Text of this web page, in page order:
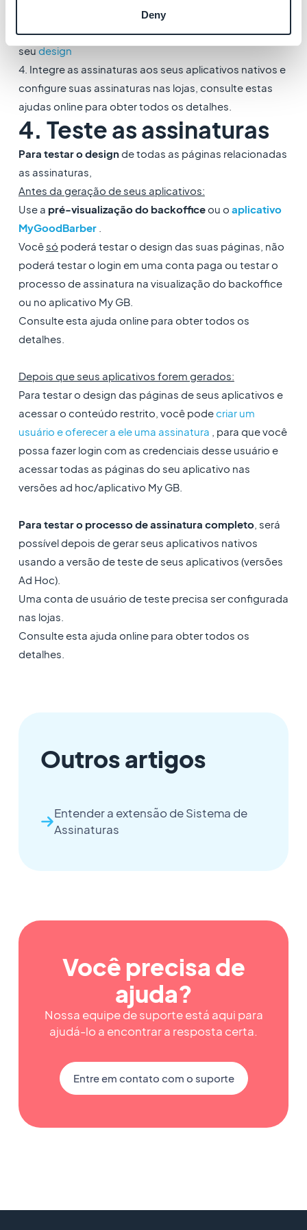
Deny
3. Siga nossas instruções para configurar a extensão e
seudesign
4. Integre as assinaturas aos seus aplicativos nativos e
configure suas assinaturas nas lojas, consulte estas
ajudas online para obter todos os detalhes.
4. Teste as assinaturas
Para testar o designde todas as páginas relacionadas
as assinaturas,
Antes da geração de seus aplicativos:
Use a pré-visualização do backofficeou o aplicativo
MyGoodBarber.
Você só poderá testar o design das suas páginas, não
poderá testar o login em uma conta paga ou testar o
processo de assinatura na visualização do backoffice
ou no aplicativo My GB.
Consulte esta ajuda online para obter todos os
detalhes.
Depois que seus aplicativos forem gerados:
Para testar o design das páginas de seus aplicativos e
acessar o conteúdo restrito, você podecriar um
usuário e oferecer a ele uma assinatura , para que você
possa fazer login com as credenciais desse usuário e
acessar todas as páginas do seu aplicativo nas
versões ad hoc/aplicativo My GB.
Para testar o processo de assinatura completo, será
possível depois de gerar seus aplicativos nativos
usando a versão de teste de seus aplicativos (versões
Ad Hoc).
Uma conta de usuário de teste precisa ser configurada
nas lojas.
Consulte esta ajuda online para obter todos os
detalhes.
Outros artigos
Entender a extensão de Sistema de
Assinaturas
Você precisa de
ajuda?
Nossa equipe de suporte está aqui para
ajudá-lo a encontrar a resposta certa.
Entre em contato com o suporte